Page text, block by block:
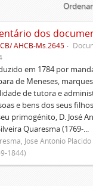
AHCB-Ms.2645
em 1784 por
de Meneses,
de tutora e
e bens dos seus
primogénito, D. José
Quaresma (1769-...
José António
1844)